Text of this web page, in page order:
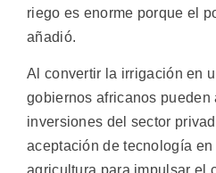
riego es enorme porque el
añadió.
Al convertir la irrigación en
gobiernos africanos pueden
inversiones del sector
aceptación de tecnología